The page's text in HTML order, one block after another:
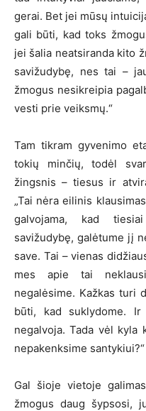
gerai. Bet jei mūsų
gali būti, kad toks
jei šalia neatsiranda kito
savižudybę, nes tai –
žmogus nesikreipia
vesti prie veiksmų.“
Tam tikram gyvenimo
tokių minčių, todėl
žingsnis – tiesus ir
„Tai nėra eilinis
galvojama, kad
savižudybę, galėtume jį
save. Tai – vienas
mes apie tai
negalėsime. Kažkas turi
būti, kad suklydome.
negalvoja. Tada vėl kyla
nepakenksime
Gal šioje vietoje
žmogus daug šypsosi,